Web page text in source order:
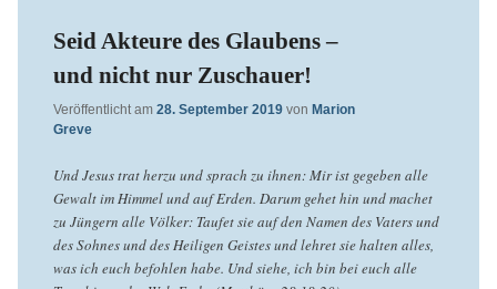
Seid Akteure des Glaubens –
und nicht nur Zuschauer!
Veröffentlicht am 28. September 2019 von Marion
Greve
Und Jesus trat herzu und sprach zu ihnen: Mir ist gegeben alle
Gewalt im Himmel und auf Erden. Darum gehet hin und machet
zu Jüngern alle Völker: Taufet sie auf den Namen des Vaters und
des Sohnes und des Heiligen Geistes und lehret sie halten alles,
was ich euch befohlen habe. Und siehe, ich bin bei euch alle